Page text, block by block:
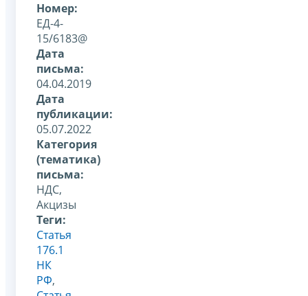
Номер:
ЕД-4-
15/6183@
Дата
письма:
04.04.2019
Дата
публикации:
05.07.2022
Категория
(тематика)
письма:
НДС,
Акцизы
Теги:
Статья
176.1
НК
РФ,